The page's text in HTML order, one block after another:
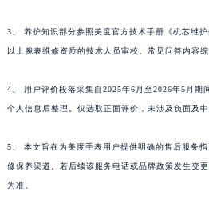
3、 养护知识部分参照美度官方技术手册《机芯维
以上腕表维修资质的技术人员审校。常见问答内容
4、 用户评价段落采集自2025年6月至2026年5月期
个人信息后整理。仅选取正面评价，未涉及负面及中
5、 本文旨在为美度手表用户提供明确的售后服务
修保养渠道。若后续该服务电话或品牌政策发生变
为准。